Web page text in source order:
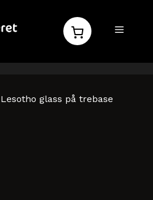
MENY
glass på trebase